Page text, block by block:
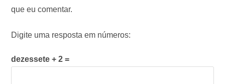
que eu comentar.
Digite uma resposta em números:
dezessete + 2 =